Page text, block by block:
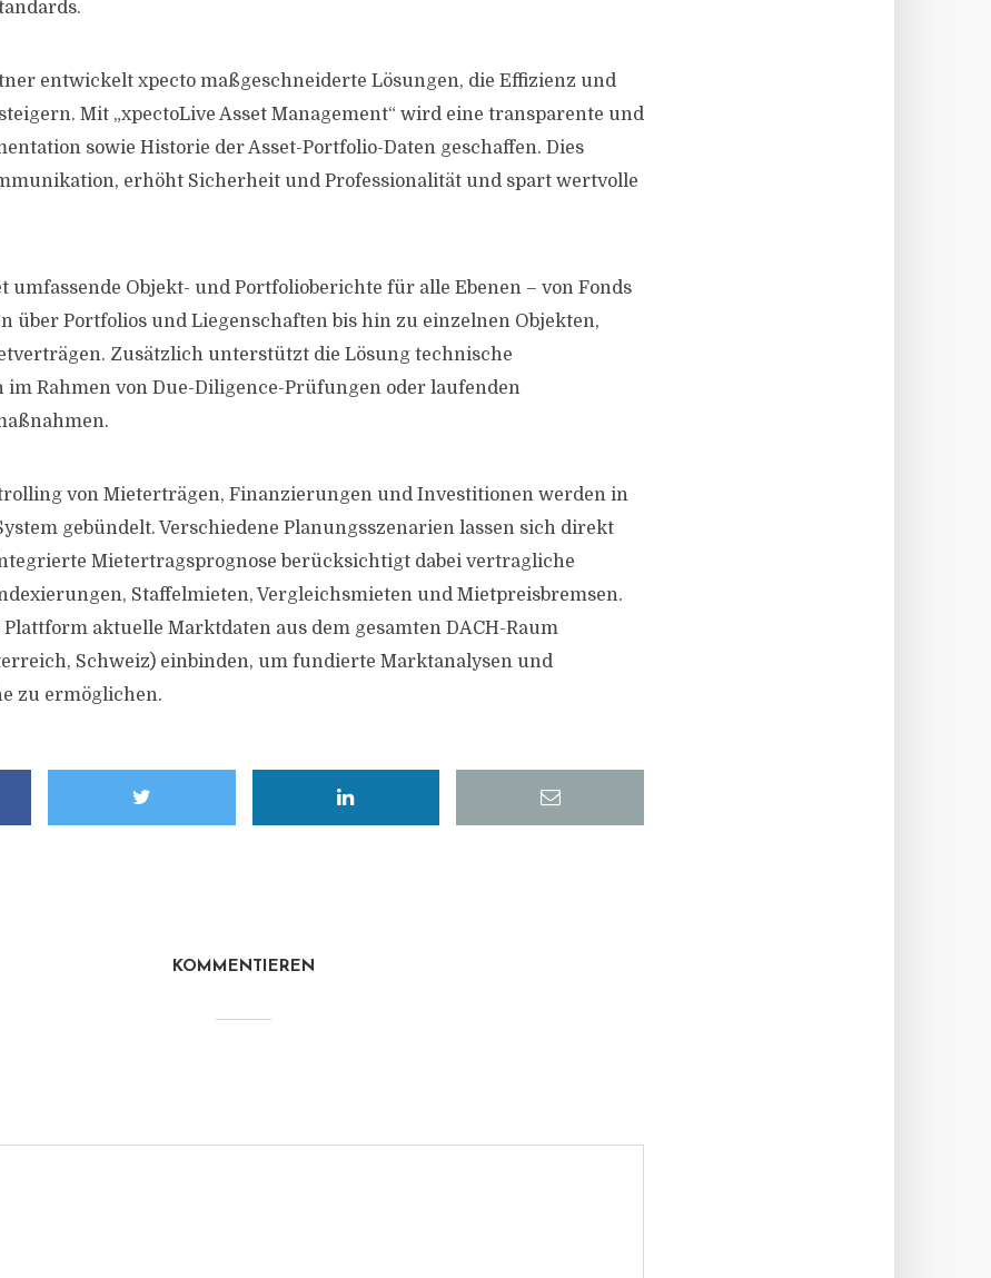
entwickelt xpecto maßgeschneiderte Lösungen, die Effizienz und
Mit „xpectoLive Asset Management“ wird eine transparente und
sowie Historie der Asset-Portfolio-Daten geschaffen. Dies
erhöht Sicherheit und Professionalität und spart wertvolle
umfassende Objekt- und Portfolioberichte für alle Ebenen – von Fonds
über Portfolios und Liegenschaften bis hin zu einzelnen Objekten,
Zusätzlich unterstützt die Lösung technische
im Rahmen von Due-Diligence-Prüfungen oder laufenden
von Mieterträgen, Finanzierungen und Investitionen werden in
gebündelt. Verschiedene Planungsszenarien lassen sich direkt
Mietertragsprognose berücksichtigt dabei vertragliche
Staffelmieten, Vergleichsmieten und Mietpreisbremsen.
aktuelle Marktdaten aus dem gesamten DACH-Raum
Schweiz) einbinden, um fundierte Marktanalysen und
zu ermöglichen.
KOMMENTIEREN